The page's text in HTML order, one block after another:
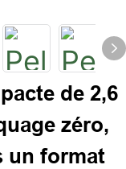
de 2,6
zéro,
un format